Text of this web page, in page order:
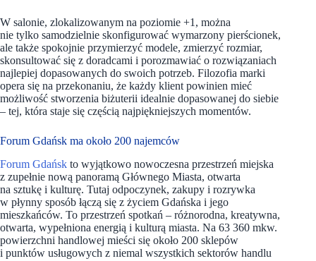
W salonie, zlokalizowanym na poziomie +1, można
nie tylko samodzielnie skonfigurować wymarzony pierścionek,
ale także spokojnie przymierzyć modele, zmierzyć rozmiar,
skonsultować się z doradcami i porozmawiać o rozwiązaniach
najlepiej dopasowanych do swoich potrzeb. Filozofia marki
opera się na przekonaniu, że każdy klient powinien mieć
możliwość stworzenia biżuterii idealnie dopasowanej do siebie
– tej, która staje się częścią najpiękniejszych momentów.
Forum Gdańsk ma około 200 najemców
Forum Gdańsk to wyjątkowo nowoczesna przestrzeń miejska
z zupełnie nową panoramą Głównego Miasta, otwarta
na sztukę i kulturę. Tutaj odpoczynek, zakupy i rozrywka
w płynny sposób łączą się z życiem Gdańska i jego
mieszkańców. To przestrzeń spotkań – różnorodna, kreatywna,
otwarta, wypełniona energią i kulturą miasta. Na 63 360 mkw.
powierzchni handlowej mieści się około 200 sklepów
i punktów usługowych z niemal wszystkich sektorów handlu